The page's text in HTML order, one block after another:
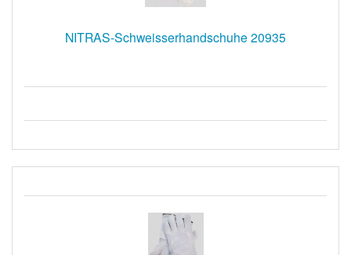
NITRAS-Schweisserhandschuhe 20935